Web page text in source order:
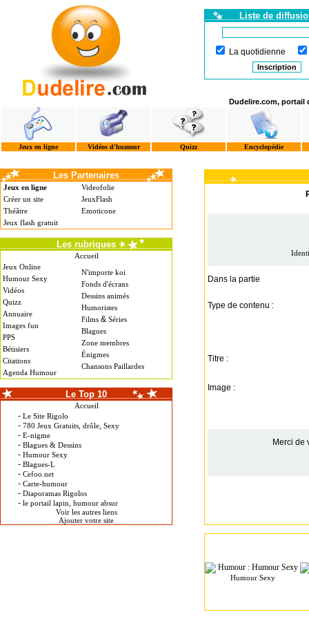
Liste de
La quotidienne
Dudelire.com, portail
Jeux en ligne Vidéos d'humour Quizz Encyclopédie
Les Partenaires
Jeux en ligne
Créer un site
Théâtre
Jeux flash gratuit
Videofolie
JeuxFlash
Emoticone
Les rubriques
Accueil
Jeux Online
Humour Sexy
Vidéos
Quizz
Annuaire
Images fun
PPS
Bétisiers
Citations
Agenda Humour
N'importe koi
Fonds d'écrans
Dessins animés
Humoristes
Films & Séries
Blagues
Zone membres
Énigmes
Chansons Paillardes
Le Top 10
Accueil
- Le Site Rigolo
- 780 Jeux Gratuits, drôle, Sexy
- E-nigme
- Blagues & Dessins
- Humour Sexy
- Blagues-L
- Cefoo.net
- Carte-humour
- Diaporamas Rigolos
- le portail lapin, humour absur
Voir les autres liens
Ajouter votre site
Dans la partie
Type de contenu :
Titre :
Image :
Merci de
Humour Sexy